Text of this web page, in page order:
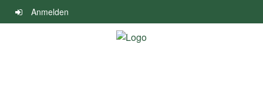
Navigation
überspringen
Anmelden